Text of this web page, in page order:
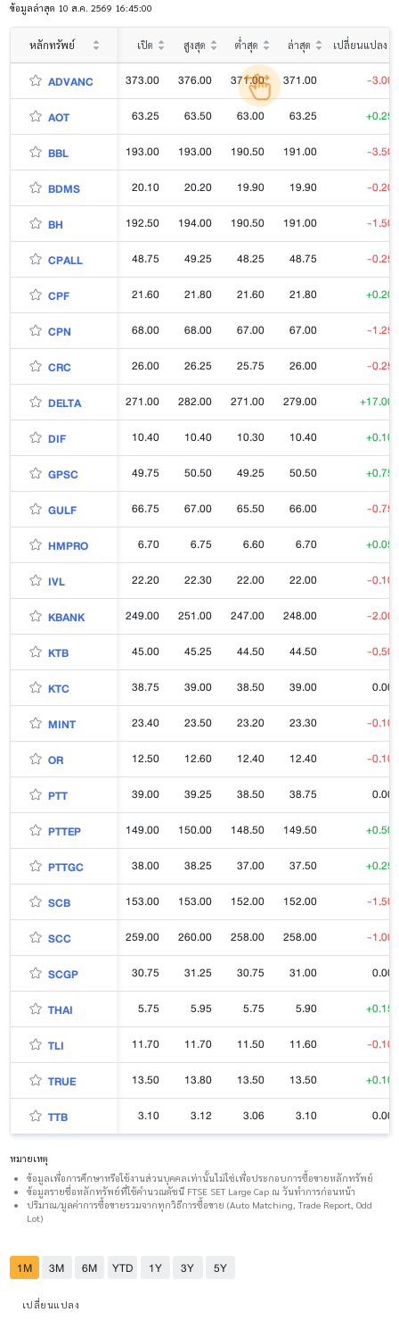
ข้อมูลล่าสุด 10 ส.ค. 2569 16:45:00
หลักทรัพย์ เปิด สูงสุด ต่ำสุด ล่าสุด เปลี่ยนแปลง
ADVANC 373.00 376.00 371.00 371.00 -3.00
AOT 63.25 63.50 63.00 63.25 +0.25
BBL 193.00 193.00 190.50 191.00 -3.50
BDMS 20.10 20.20 19.90 19.90 -0.20
BH 192.50 194.00 190.50 191.00 -1.50
CPALL 48.75 49.25 48.25 48.75 -0.25
CPF 21.60 21.80 21.60 21.80 +0.20
CPN 68.00 68.00 67.00 67.00 -1.25
CRC 26.00 26.25 25.75 26.00 -0.25
DELTA 271.00 282.00 271.00 279.00 +17.00
DIF 10.40 10.40 10.30 10.40 +0.10
GPSC 49.75 50.50 49.25 50.50 +0.75
GULF 66.75 67.00 65.50 66.00 -0.75
HMPRO 6.70 6.75 6.60 6.70 +0.05
IVL 22.20 22.30 22.00 22.00 -0.10
KBANK 249.00 251.00 247.00 248.00 -2.00
KTB 45.00 45.25 44.50 44.50 -0.50
KTC 38.75 39.00 38.50 39.00 0.00
MINT 23.40 23.50 23.20 23.30 -0.10
OR 12.50 12.60 12.40 12.40 -0.10
PTT 39.00 39.25 38.50 38.75 0.00
PTTEP 149.00 150.00 148.50 149.50 +0.50
PTTGC 38.00 38.25 37.00 37.50 +0.25
SCB 153.00 153.00 152.00 152.00 -1.50
SCC 259.00 260.00 258.00 258.00 -1.00
SCGP 30.75 31.25 30.75 31.00 0.00
THAI 5.75 5.95 5.75 5.90 +0.15
TLI 11.70 11.70 11.50 11.60 -0.10
TRUE 13.50 13.80 13.50 13.50 +0.10
TTB 3.10 3.12 3.06 3.10 0.00
หมายเหตุ
ข้อมูลเพื่อการศึกษาหรือใช้งานส่วนบุคคลเท่านั้นไม่ใช่เพื่อประกอบการซื้อขายหลักทรัพย์
ข้อมูลรายชื่อหลักทรัพย์ที่ใช้คำนวณดัชนี FTSE SET Large Cap ณ วันทำการก่อนหน้า
ปริมาณ/มูลค่าการซื้อขายรวมจากทุกวิธีการซื้อขาย (Auto Matching, Trade Report, Odd
Lot)
1M 3M 6M YTD 1Y 3Y 5Y
เปลี่ยนแปลง